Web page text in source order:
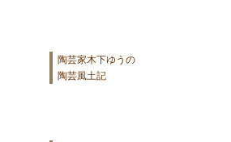
陶芸家木下ゆうの
陶芸風土記